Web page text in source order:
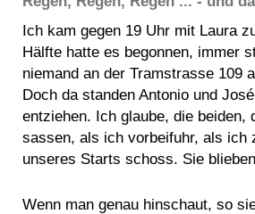
Ich kam gegen 19 Uhr mit Laura
Hälfte hatte es begonnen, immer
niemand an der Tramstrasse 109
Doch da standen Antonio und
entziehen. Ich glaube, die
sassen, als ich vorbeifuhr, als
unseres Starts schoss. Sie
Wenn man genau hinschaut, so